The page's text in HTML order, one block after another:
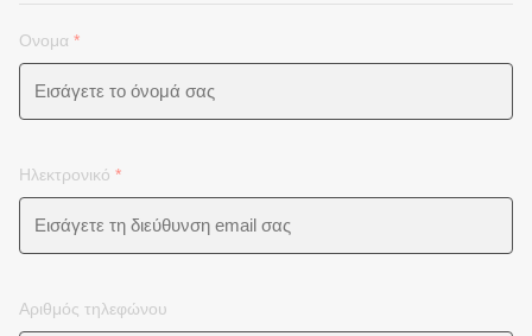
Ονομα *
Ηλεκτρονικό *
Αριθμός τηλεφώνου